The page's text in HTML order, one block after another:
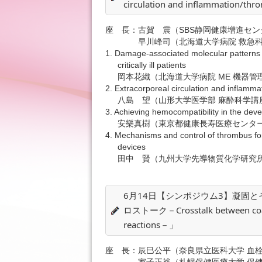
circulation and inflammation/
座 長：古賀 震（SBS静岡健康増進セン
早川峰司（北海道大学病院 救急
1. Damage-associated molecular
critically ill patients
岡本花織（北海道大学病院 ME 機器管
2. Extracorporeal circulation and
八島 望（山形大学医学部 麻酔科学講
3. Achieving hemocompatibility in the
安樂真樹（東京都健康長寿医療センタ
4. Mechanisms and control of thrombus
devices
田中 賢（九州大学先導物質化学研究
6月14日【シンポジウム3】凝固
ロストーク－Crosstalk between
reactions－」
座 長：辰巳公平（奈良県立医科大学 血